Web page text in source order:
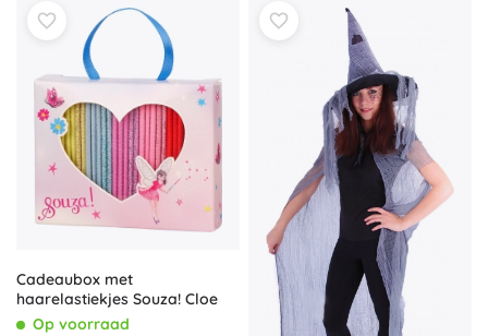
Cadeaubox met
haarelastiekjes Souza! Cloe
Op voorraad